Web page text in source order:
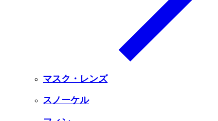
マスク・レンズ
スノーケル